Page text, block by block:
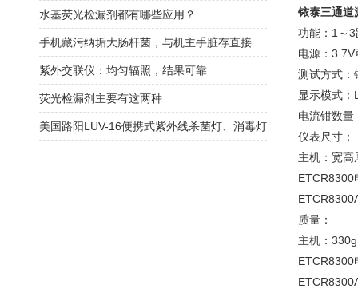
铱泰三通道
功能：1～
电源：
测试方式：
显示模式
电流钳数量
仪表尺寸：
主机：宽
质量：
主机：
ETCR8300
水基荧光检漏剂都有哪些应用？
紫外交联仪：均匀辐照，结果可靠
荧光检漏剂主要有这两种
美国路阳LUV-16便携式紫外线杀菌灯、消毒灯